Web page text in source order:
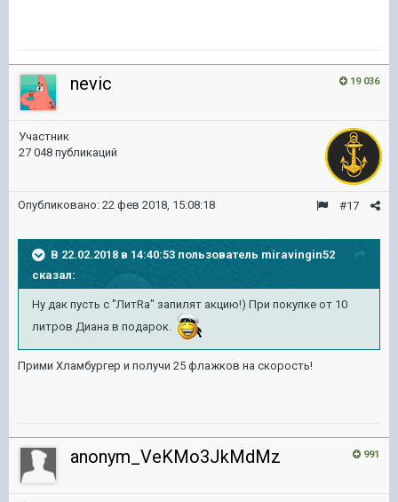
19 036
nevic
Участник
27 048 публикаций
#17
Опубликовано: 22 фев 2018, 15:08:18
В 22.02.2018 в 14:40:53 пользователь miravingin52
сказал:
Ну дак пусть с "ЛитRa" запилят акцию!) При покупке от 10
литров Диана в подарок.
Прими Хламбургер и получи 25 флажков на скорость!
991
anonym_VeKMo3JkMdMz